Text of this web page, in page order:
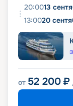
20:0013
13:0020
от 52 200 ₽